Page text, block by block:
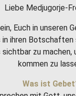
Liebe Medjugorje-
Euch in unseren
ihren Botschaften
zu machen,
kommen zu
Was ist